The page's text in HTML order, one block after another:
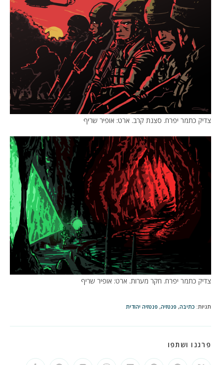
צדיק כתמר יפרח. סצנת קרב. ארט: אופיר שריף
צדיק כתמר יפרח. חקר מערות. ארט: אופיר שריף
תגיות: כתיבה, פנטזיה, פנטזיה יהודית
פרגנו ושתפו
CONTENT